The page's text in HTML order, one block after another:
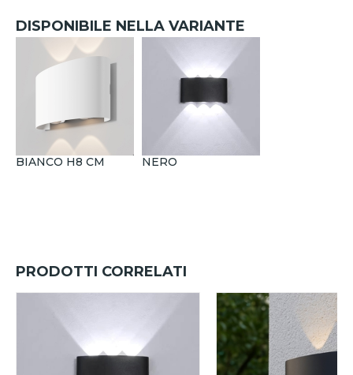
DISPONIBILE NELLA VARIANTE
BIANCO H8 CM NERO
PRODOTTI CORRELATI